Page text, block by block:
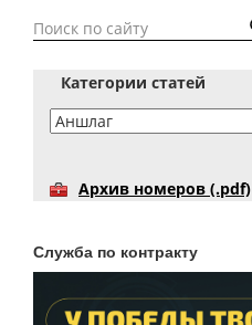
Категории статей
Архив номеров (.pdf)
Служба по контракту